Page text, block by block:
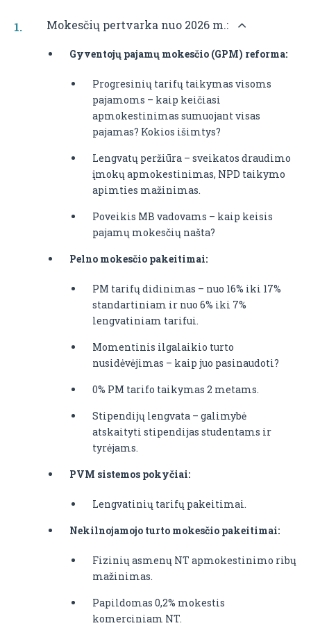
Mokesčių pertvarka nuo 2026 m.:
Gyventojų pajamų mokesčio (GPM) reforma:
Progresinių tarifų taikymas visoms
pajamoms – kaip keičiasi
apmokestinimas sumuojant visas
pajamas? Kokios išimtys?
Lengvatų peržiūra – sveikatos draudimo
įmokų apmokestinimas, NPD taikymo
apimties mažinimas.
Poveikis MB vadovams – kaip keisis
pajamų mokesčių našta?
Pelno mokesčio pakeitimai:
PM tarifų didinimas – nuo 16% iki 17%
standartiniam ir nuo 6% iki 7%
lengvatiniam tarifui.
Momentinis ilgalaikio turto
nusidėvėjimas – kaip juo pasinaudoti?
0% PM tarifo taikymas 2 metams.
Stipendijų lengvata – galimybė
atskaityti stipendijas studentams ir
tyrėjams.
PVM sistemos pokyčiai:
Lengvatinių tarifų pakeitimai.
Nekilnojamojo turto mokesčio pakeitimai:
Fizinių asmenų NT apmokestinimo ribų
mažinimas.
Papildomas 0,2% mokestis
komerciniam NT.